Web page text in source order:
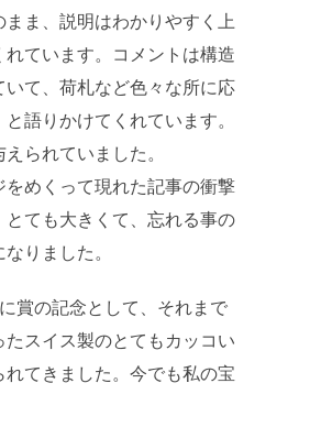
まま、説明はわかりやすく上
れています。コメントは構造
いて、荷札など色々な所に応
語りかけてくれています。
られていました。
をめくって現れた記事の衝撃
とても大きくて、忘れる事の
りました。
賞の記念として、それまで
たスイス製のとてもカッコい
れてきました。今でも私の宝